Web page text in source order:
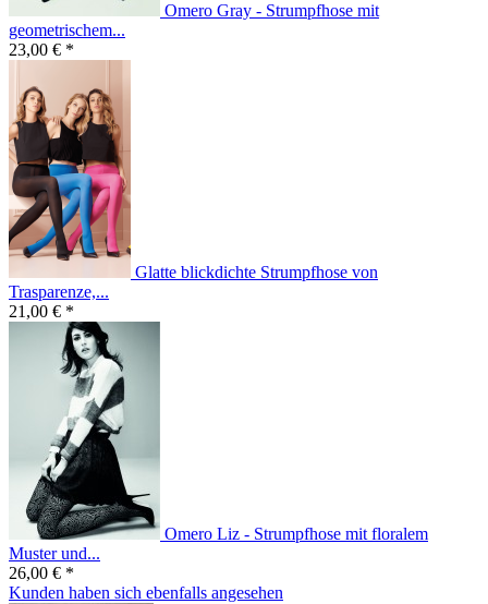
Omero Gray - Strumpfhose mit
geometrischem...
23,00 € *
Glatte blickdichte Strumpfhose von
Trasparenze,...
21,00 € *
Omero Liz - Strumpfhose mit floralem
Muster und...
26,00 € *
Kunden haben sich ebenfalls angesehen